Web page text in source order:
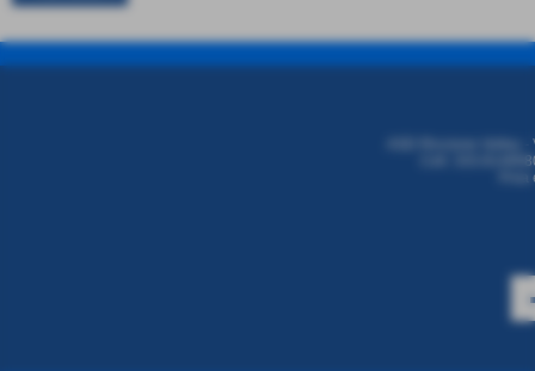
ASD Riccione Volley
Cell.